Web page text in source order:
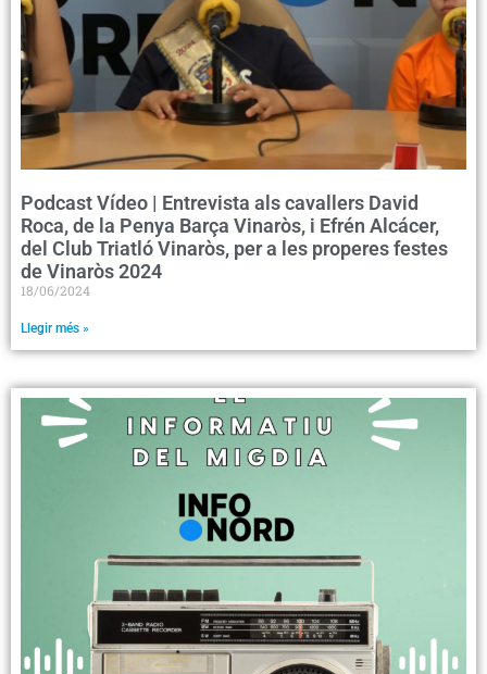
Podcast Vídeo | Entrevista als cavallers David
Roca, de la Penya Barça Vinaròs, i Efrén Alcácer,
del Club Triatló Vinaròs, per a les properes festes
de Vinaròs 2024
18/06/2024
Llegir més »